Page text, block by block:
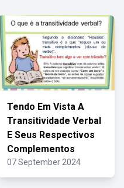
Tendo Em Vista A
Transitividade Verbal
E Seus Respectivos
Complementos
07 September 2024